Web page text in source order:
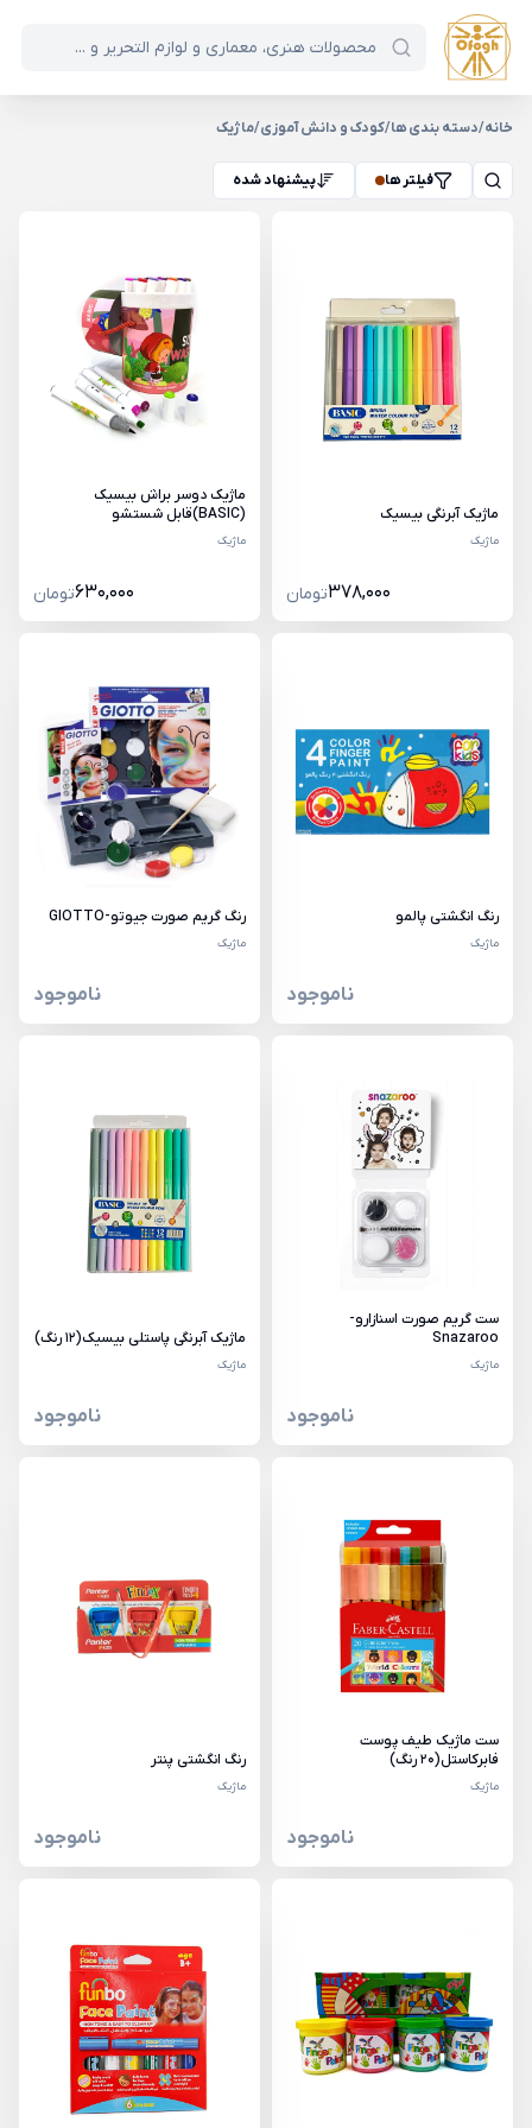
خانه/دسته بندی ها/کودک و دانش آموزی/ماژیک
فیلتر ها پیشنهاد شده
ماژیک آبرنگی بیسیک
ماژیک
378,000تومان
ماژیک دوسر براش بیسیک
(BASIC)قابل شستشو
ماژیک
630,000تومان
رنگ انگشتی پالمو
ماژیک
ناموجود
رنگ گریم صورت جیوتو-GIOTTO
ماژیک
ناموجود
ست گریم صورت اسنازارو-
Snazaroo
ماژیک
ناموجود
ماژیک آبرنگی پاستلی بیسیک(12 رنگ)
ماژیک
ناموجود
ست ماژیک طیف پوست
فابرکاستل(20 رنگ)
ماژیک
ناموجود
رنگ انگشتی پنتر
ماژیک
ناموجود